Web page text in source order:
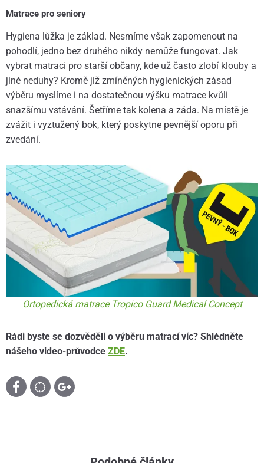
Matrace pro seniory
Hygiena lůžka je základ. Nesmíme však zapomenout na
pohodlí, jedno bez druhého nikdy nemůže fungovat. Jak
vybrat matraci pro starší občany, kde už často zlobí klouby a
jiné neduhy? Kromě již zmíněných hygienických zásad
výběru myslíme i na dostatečnou výšku matrace kvůli
snazšímu vstávání. Šetříme tak kolena a záda. Na místě je
zvážit i vyztužený bok, který poskytne pevnější oporu při
zvedání.
Ortopedická matrace Tropico Guard Medical Concept
Rádi byste se dozvěděli o výběru matrací víc? Shlédněte
nášeho video-průvodce ZDE.